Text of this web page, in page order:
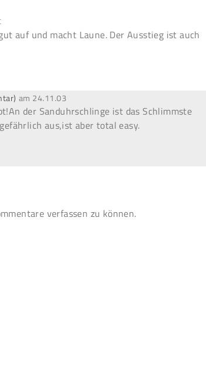
auf und macht Laune. Der Ausstieg ist auch
am 24.11.03
der Sanduhrschlinge ist das Schlimmste
aus,ist aber total easy.
verfassen zu können.